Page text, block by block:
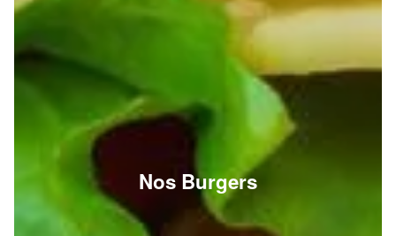
Nos Burgers